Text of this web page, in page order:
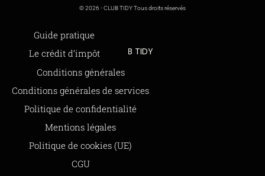
Guide pratique
Le crédit d’impôt
Offre de parrainage 50-50
FAQ
BLOG
© 2026 - CLUB TIDY Tous droits réservés
Informations légales
Conditions générales
Conditions générales de services
Politique de confidentialité
Mentions légales
Politique de cookies (UE)
CGU
CLUB TIDY
SAS CLUB TIDY
165 Avenue de Bretagne
SAP / 979480886 Acte 2023-140